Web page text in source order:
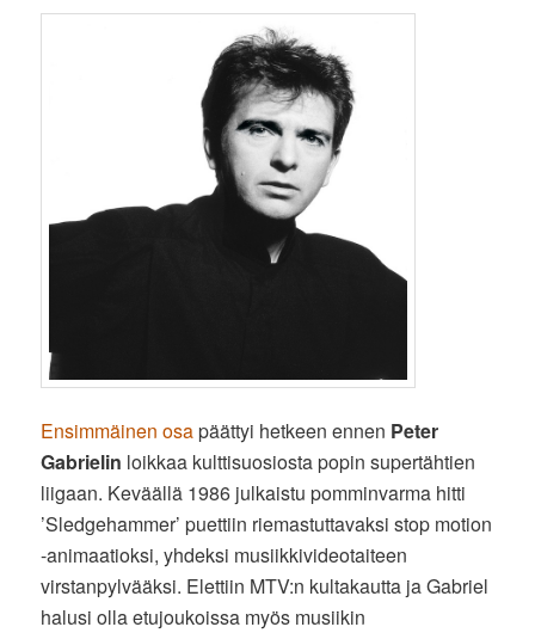
Ensimmäinen osapäättyi hetkeen ennen Peter
Gabrielin loikkaa kulttisuosiosta popin supertähtien
liigaan. Keväällä 1986 julkaistu pomminvarma hitti
’Sledgehammer’ puettiin riemastuttavaksi stop motion
-animaatioksi, yhdeksi musiikkivideotaiteen
virstanpylvääksi. Elettiin MTV:n kultakautta ja Gabriel
halusi olla etujoukoissa myös musiikin